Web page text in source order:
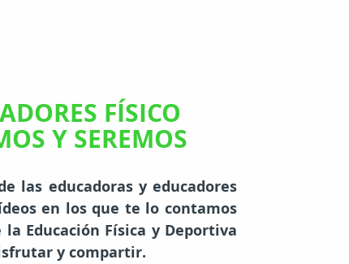
FÍSICO
Y SEREMOS
las educadoras y educadores
en los que te lo contamos
Educación Física y Deportiva
y compartir.